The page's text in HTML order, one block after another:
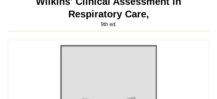
Respiratory Care,
9th ed.